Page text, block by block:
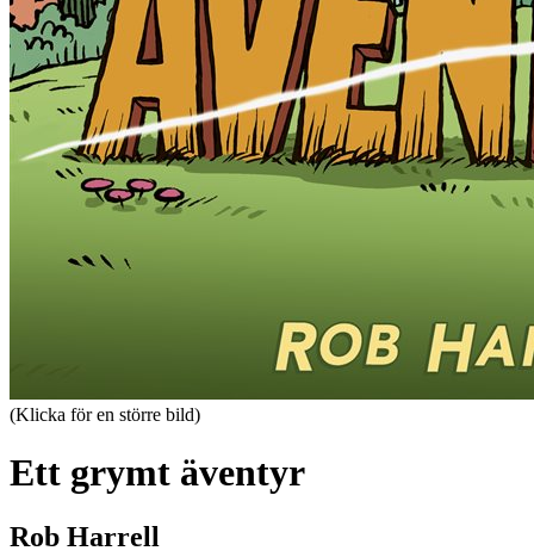
(Klicka för en större bild)
Ett grymt äventyr
Rob Harrell